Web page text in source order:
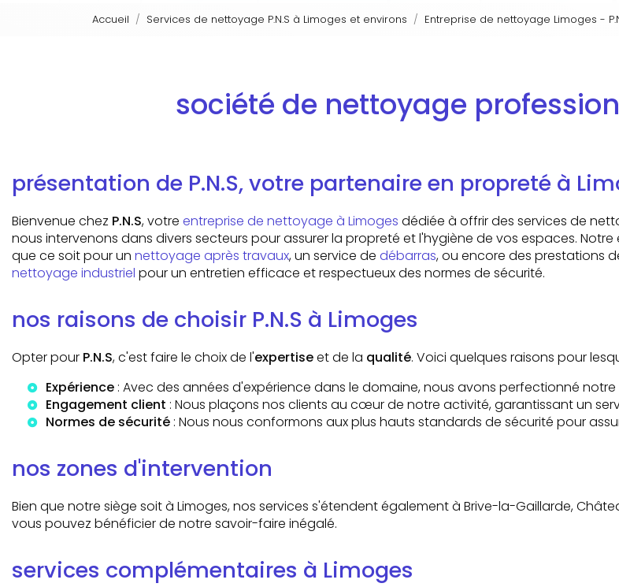
Accueil Services de nettoyage P.N.S à Limoges et environs Entreprise de nettoyage Limoges -
société de nettoyage
présentation de P.N.S, votre partenaire en propreté à
Bienvenue chez P.N.S, votre entreprise de nettoyage à Limoges dédiée à offrir des services de
nous intervenons dans divers secteurs pour assurer la propreté et l'hygiène de vos espaces.
que ce soit pour un nettoyage après travaux, un service de débarras, ou encore des prestations
nettoyage industriel pour un entretien efficace et respectueux des normes de sécurité.
nos raisons de choisir P.N.S à Limoges
Opter pour P.N.S, c'est faire le choix de l'expertiseet de la qualité. Voici quelques raisons pour
Expérience : Avec des années d'expérience dans le domaine, nous avons perfectionné
Engagement client : Nous plaçons nos clients au cœur de notre activité, garantissant un
Normes de sécurité : Nous nous conformons aux plus hauts standards de sécurité pour
nos zones d'intervention
Bien que notre siège soit à Limoges, nos services s'étendent également à Brive-la-Gaillarde,
vous pouvez bénéficier de notre savoir-faire inégalé.
services complémentaires à Limoges